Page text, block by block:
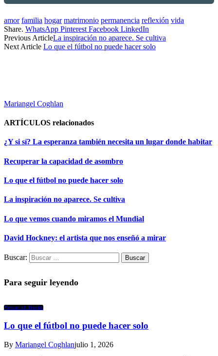
amor familia hogar matrimonio permanencia reflexión vida
Share. WhatsApp Pinterest Facebook LinkedIn
Previous ArticleLa inspiración no aparece. Se cultiva
Next Article Lo que el fútbol no puede hacer solo
Mariangel Coghlan
ARTÍCULOS relacionados
¿Y si sí? La esperanza también necesita un lugar donde habitar
Recuperar la capacidad de asombro
Lo que el fútbol no puede hacer solo
La inspiración no aparece. Se cultiva
Lo que vemos cuando miramos el Mundial
David Hockney: el artista que nos enseñó a mirar
Buscar:
Para seguir leyendo
Pensar el diseño
Lo que el fútbol no puede hacer solo
By Mariangel Coghlanjulio 1, 2026